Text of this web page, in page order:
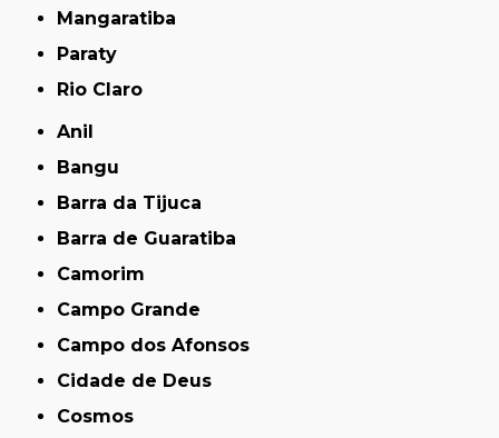
Mangaratiba
Paraty
Rio Claro
Anil
Bangu
Barra da Tijuca
Barra de Guaratiba
Camorim
Campo Grande
Campo dos Afonsos
Cidade de Deus
Cosmos